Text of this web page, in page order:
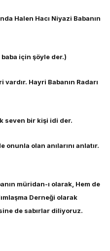
Halen Hacı Niyazi Babanın
baba için şöyle der.)
Hayri Babanın Radarı
bir kişi idi der.
olan anılarını anlatır.
müridan-ı olarak, Hem de
Derneği olarak
de sabırlar diliyoruz.